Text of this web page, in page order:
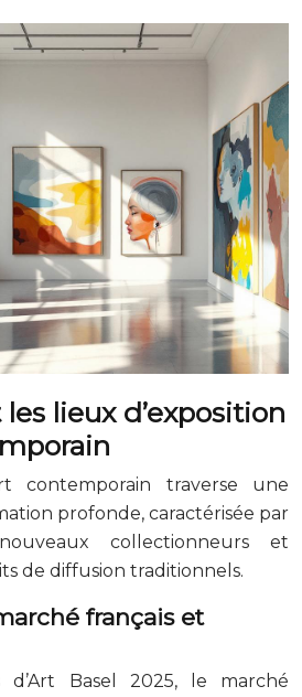
lieux d’exposition
contemporain traverse une
profonde, caractérisée par
collectionneurs et
de diffusion traditionnels.
français et
d’Art Basel 2025, le marché